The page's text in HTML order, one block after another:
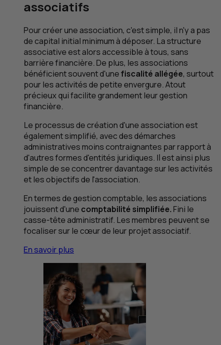
associatifs
Pour créer une association, c'est simple, il n'y a pas
de capital initial minimum à déposer. La structure
associative est alors accessible à tous, sans
barrière financière. De plus, les associations
bénéficient souvent d'unefiscalité allégée, surtout
pour les activités de petite envergure. Atout
précieux qui facilite grandement leur gestion
financière.
Le processus de création d'une association est
également simplifié, avec des démarches
administratives moins contraignantes par rapport à
d'autres formes d'entités juridiques. Il est ainsi plus
simple de se concentrer davantage sur les activités
et les objectifs de l'association.
En termes de gestion comptable, les associations
jouissent d'une comptabilité simplifiée.Fini le
casse-tête administratif. Les membres peuvent se
focaliser sur le cœur de leur projet associatif.
En savoir plus